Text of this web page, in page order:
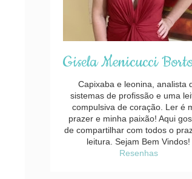
Gisela Menicucci
Capixaba e leonina, analista
sistemas de profissão e uma
compulsiva de coração. Ler é
prazer e minha paixão! Aqui
de compartilhar com todos o
leitura. Sejam Bem Vindos!
Resenhas